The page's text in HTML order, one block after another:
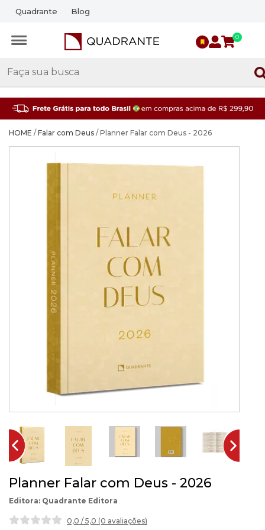
Quadrante Blog
0
HOME / Falar com Deus / Planner Falar com Deus - 2026
Planner Falar com Deus - 2026
Quadrante Editora
0,0 / 5,0 (0 avaliações)